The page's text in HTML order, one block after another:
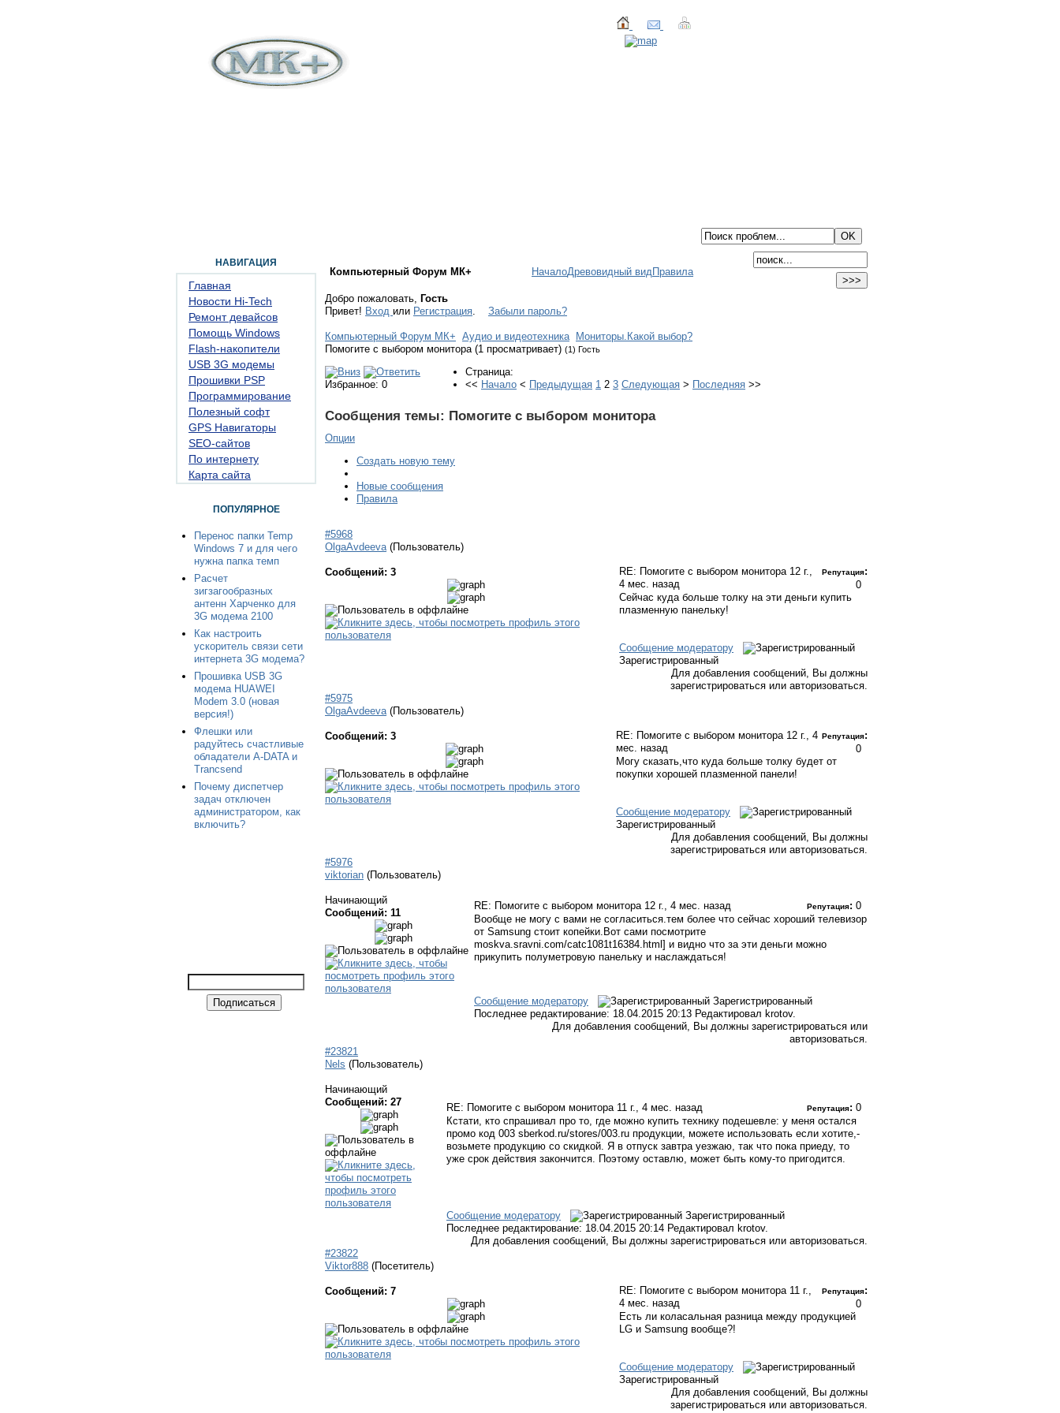
НАВИГАЦИЯ
Главная
Новости Hi-Tech
Ремонт девайсов
Помощь Windows
Flash-накопители
USB 3G модемы
Прошивки PSP
Программирование
Полезный софт
GPS Навигаторы
SEO-сайтов
По интернету
Карта сайта
ПОПУЛЯРНОЕ
Перенос папки Temp
Windows 7 и для чего
нужна папка темп
Расчет
зигзагообразных
антенн Харченко для
3G модема 2100
Как настроить
ускоритель связи сети
интернета 3G модема?
Прошивка USB 3G
модема HUAWEI
Modem 3.0 (новая
версия!)
Флешки или
радуйтесь счастливые
обладатели A-DATA и
Trancsend
Почему диспетчер
задач отключен
администратором, как
включить?
Компьютерный Форум МК+ НачалоДревовидный видПравила
Добро пожаловать, Гость
Привет! Вход или Регистрация. Забыли пароль?
Компьютерный Форум МК+ Аудио и видеотехника
Мониторы.Какой выбор?
Помогите с выбором монитора (1 просматривает) (1) Гость
Избранное: 0
Страница:
<< Начало < Предыдущая 1 2 3 Следующая > Последняя >>
Сообщения темы: Помогите с выбором монитора
Опции
Создать новую тему
Новые сообщения
Правила
#5968
OlgaAvdeeva (Пользователь)
Сообщений: 3 RE: Помогите с выбором монитора 12 г.,
4 мес. назад
Репутация:
0
Сейчас куда больше толку на эти деньги купить
плазменную панельку!
Сообщение модератору
Зарегистрированный
Для добавления сообщений, Вы должны
зарегистрироваться или авторизоваться.
#5975
OlgaAvdeeva (Пользователь)
Сообщений: 3 RE: Помогите с выбором монитора 12 г., 4
мес. назад
Репутация:
0
Могу сказать,что куда больше толку будет от
покупки хорошей плазменной панели!
Сообщение модератору
Зарегистрированный
Для добавления сообщений, Вы должны
зарегистрироваться или авторизоваться.
#5976
viktorian (Пользователь)
Начинающий
Сообщений: 11
RE: Помогите с выбором монитора 12 г., 4 мес. назад Репутация: 0
Вообще не могу с вами не согласиться.тем более что сейчас хороший телевизор
от Samsung стоит копейки.Вот сами посмотрите
moskva.sravni.com/catc1081t16384.html] и видно что за эти деньги можно
прикупить полуметровую панельку и наслаждаться!
Сообщение модератору
Зарегистрированный
Последнее редактирование: 18.04.2015 20:13 Редактировал krotov.
Для добавления сообщений, Вы должны зарегистрироваться или
авторизоваться.
#23821
Nels (Пользователь)
Начинающий
Сообщений: 27
RE: Помогите с выбором монитора 11 г., 4 мес. назад Репутация: 0
Кстати, кто спрашивал про то, где можно купить технику подешевле: у меня остался
промо код 003 sberkod.ru/stores/003.ru продукции, можете использовать если хотите,-
возьмете продукцию со скидкой. Я в отпуск завтра уезжаю, так что пока приеду, то
уже срок действия закончится. Поэтому оставлю, может быть кому-то пригодится.
Сообщение модератору
Зарегистрированный
Последнее редактирование: 18.04.2015 20:14 Редактировал krotov.
Для добавления сообщений, Вы должны зарегистрироваться или авторизоваться.
#23822
Viktor888 (Посетитель)
Сообщений: 7 RE: Помогите с выбором монитора 11 г.,
4 мес. назад
Репутация:
0
Есть ли коласальная разница между продукцией
LG и Samsung вообще?!
Сообщение модератору
Зарегистрированный
Для добавления сообщений, Вы должны
зарегистрироваться или авторизоваться.